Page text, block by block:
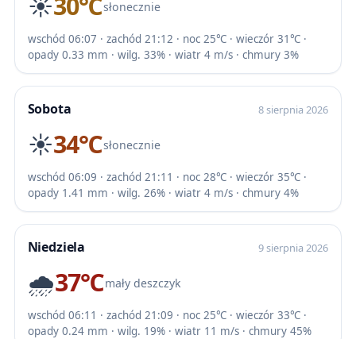
słonecznie
wschód 06:07 · zachód 21:12 · noc 25℃ · wieczór 31℃ ·
opady 0.33 mm · wilg. 33% · wiatr 4 m/s · chmury 3%
Sobota 8 sierpnia 2026
☀️34℃słonecznie
wschód 06:09 · zachód 21:11 · noc 28℃ · wieczór 35℃ ·
opady 1.41 mm · wilg. 26% · wiatr 4 m/s · chmury 4%
Niedziela 9 sierpnia 2026
🌧️37℃mały deszczyk
wschód 06:11 · zachód 21:09 · noc 25℃ · wieczór 33℃ ·
opady 0.24 mm · wilg. 19% · wiatr 11 m/s · chmury 45%